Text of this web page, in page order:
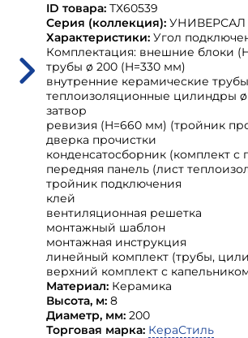
ID товара: ТХ60539
Серия (коллекция): УНИВЕРСАЛ
Характеристики: Угол
Комплектация: внешние блоки
трубы ø 200 (H=330 мм)
внутренние керамические
теплоизоляционные цилиндры ø
затвор
ревизия (H=660 мм) (тройник
дверка прочистки
конденсатосборник (комплект
передняя панель (лист
тройник подключения
клей
вентиляционная решетка
монтажный шаблон
монтажная инструкция
линейный комплект (трубы,
верхний комплект с
Материал: Керамика
Высота, м: 8
Диаметр, мм: 200
Торговая марка: КераСтиль